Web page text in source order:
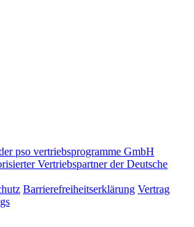
pso vertriebsprogramme GmbH
Vertriebspartner der Deutsche
Barrierefreiheitserklärung Vertrag